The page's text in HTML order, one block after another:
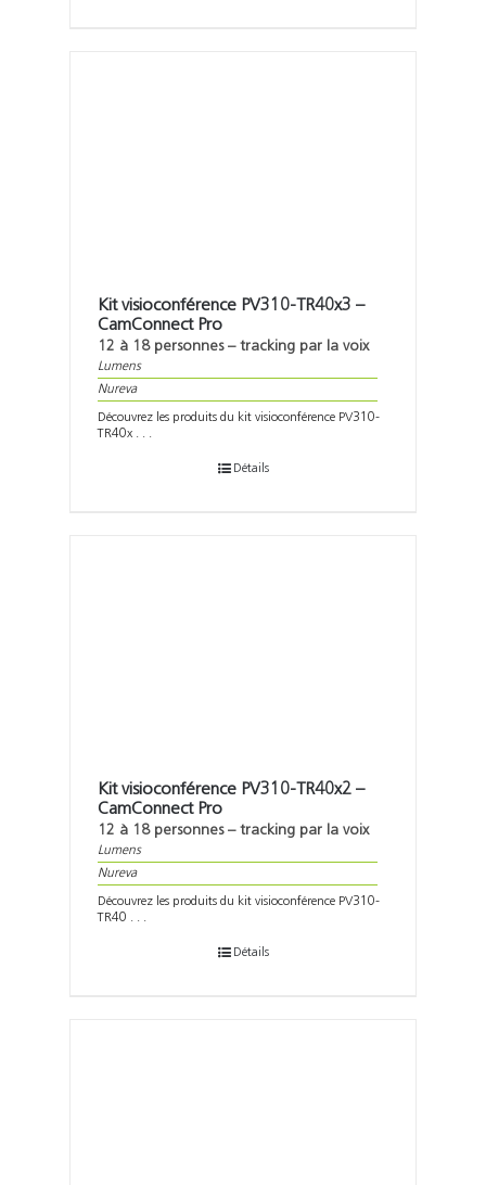
Kit visioconférence PV310-TR40x3 –
CamConnect Pro
12 à 18 personnes – tracking par la voix
Lumens
Nureva
Découvrez les produits du kit visioconférence PV310-
TR40x . . .
Détails
Kit visioconférence PV310-TR40x2 –
CamConnect Pro
12 à 18 personnes – tracking par la voix
Lumens
Nureva
Découvrez les produits du kit visioconférence PV310-
TR40 . . .
Détails